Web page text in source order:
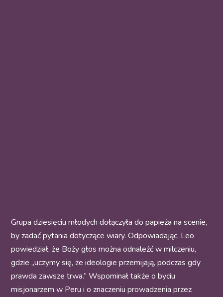
Grupa dziesięciu młodych dołączyła do papieża na scenie,
by zadać pytania dotyczące wiary. Odpowiadając, Leo
powiedział, że Boży głos można odnaleźć w milczeniu,
gdzie „uczymy się, że ideologie przemijają, podczas gdy
prawda zawsze trwa.” Wspominał także o byciu
misjonarzem w Peru i o znaczeniu prowadzenia przez